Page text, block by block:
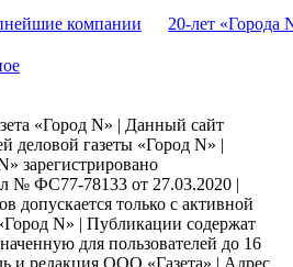
компании 20-лет «Города
«Город N» | Данный сайт
деловой газеты «Город N» |
зарегистрировано
№ ФС77-78133 от 27.03.2020 |
допускается только с активной
N» | Публикации содержат
для пользователей до 16
и редакция ООО «Газета» | Адрес